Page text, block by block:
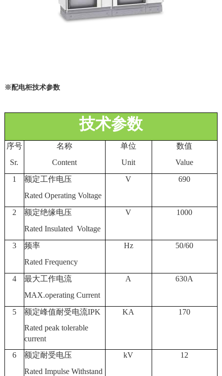
※配电柜技术参数
技术参数
序号
Sr.
名称
Content
单位
Unit
数值
Value
1
额定工作电压
Rated Operating Voltage
V 690
2
额定绝缘电压
Rated Insulated Voltage
V 1000
3
频率
Rated Frequency
Hz 50/60
4
最大工作电流
MAX.operating Current
A 630A
5
额定峰值耐受电流IPK
Rated peak tolerable
current
KA 170
6
额定耐受电压
Rated Impulse Withstand
kV 12